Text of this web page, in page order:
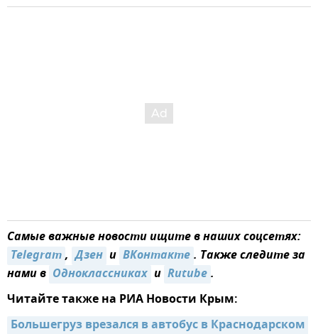
Самые важные новости ищите в наших соцсетях:
Telegram, Дзен и ВКонтакте. Также следите за
нами в Одноклассниках и Rutube.
Читайте также на РИА Новости Крым:
Большегруз врезался в автобус в Краснодарском